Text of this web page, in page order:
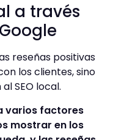
a través
reseñas positivas
los clientes, sino
SEO local.
varios factores
mostrar en los